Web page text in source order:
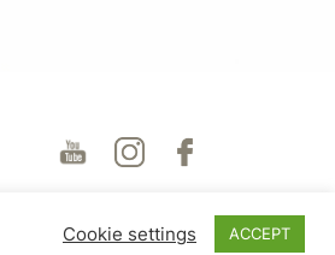
© 2026 Bollire.eu
Cookie settings ACCEPT